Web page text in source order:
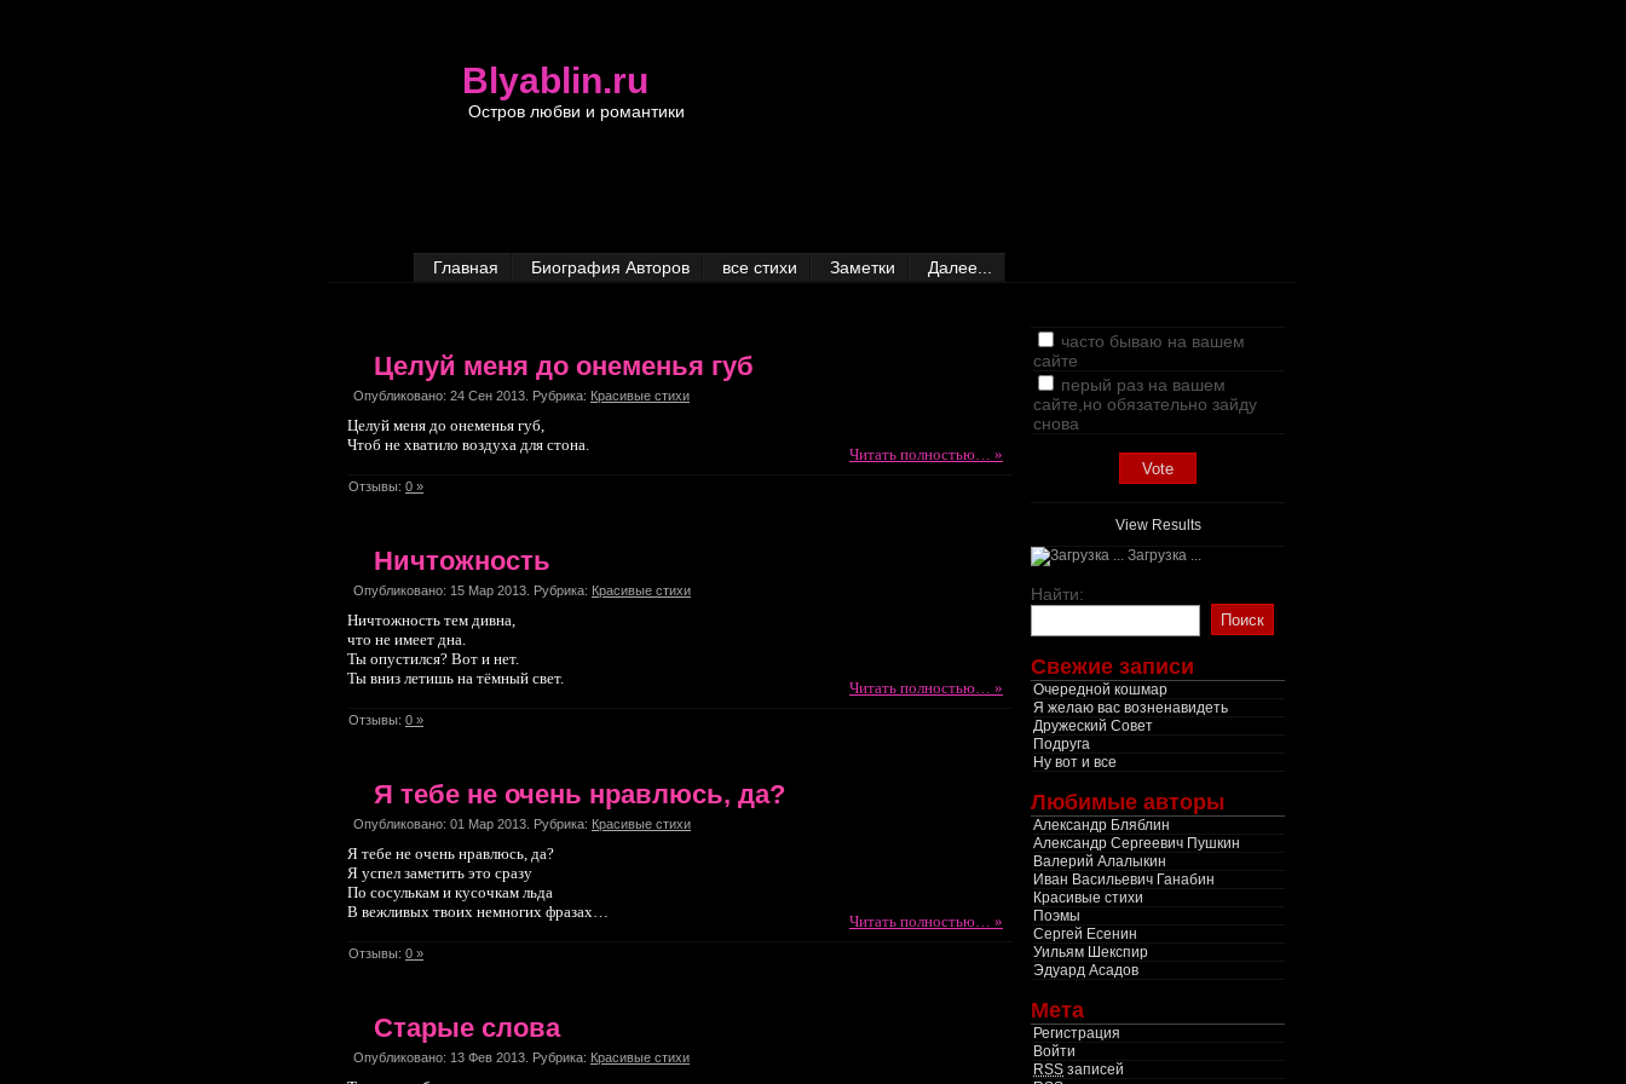
Blyablin.ru
Остров любви и романтики
Главная Биография Авторов все стихи Заметки Далее...
Целуй меня до онеменья губ
Опубликовано: 24 Сен 2013. Рубрика: Красивые стихи
Целуй меня до онеменья губ,
Чтоб не хватило воздуха для стона.
Читать полностью… »
Отзывы: 0 »
Ничтожность
Опубликовано: 15 Мар 2013. Рубрика: Красивые стихи
Ничтожность тем дивна,
что не имеет дна.
Ты опустился? Вот и нет.
Ты вниз летишь на тёмный свет.
Читать полностью… »
Отзывы: 0 »
Я тебе не очень нравлюсь, да?
Опубликовано: 01 Мар 2013. Рубрика: Красивые стихи
Я тебе не очень нравлюсь, да?
Я успел заметить это сразу
По сосулькам и кусочкам льда
В вежливых твоих немногих фразах…
Читать полностью… »
Отзывы: 0 »
Старые слова
Опубликовано: 13 Фев 2013. Рубрика: Красивые стихи
часто бываю на вашем
сайте
перый раз на вашем
сайте,но обязательно зайду
снова
View Results
Загрузка ...
Найти:
Свежие записи
Очередной кошмар
Я желаю вас возненавидеть
Дружеский Совет
Подруга
Ну вот и все
Любимые авторы
Александр Бляблин
Александр Сергеевич Пушкин
Валерий Алалыкин
Иван Васильевич Ганабин
Красивые стихи
Поэмы
Сергей Есенин
Уильям Шекспир
Эдуард Асадов
Мета
Регистрация
Войти
RSS записей